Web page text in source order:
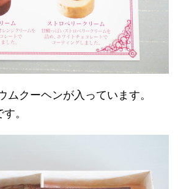
ムクーヘンが入っています。
。